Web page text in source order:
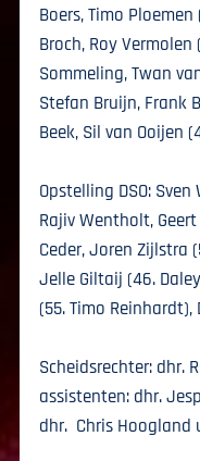
Boers, Timo
Broch, Roy
Sommeling, Twan
Stefan Bruijn, Frank
Beek, Sil van Ooijen
Opstelling DSO:
Rajiv Wentholt,
Ceder, Joren Zijlstra
Jelle Giltaij (46.
(55. Timo
Scheidsrechter: dhr.
assistenten: dhr.
dhr. Chris Hoogland